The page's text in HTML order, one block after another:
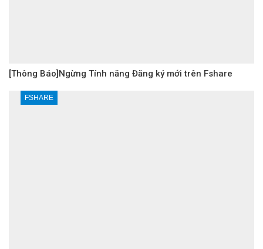
[Thông Báo]Ngừng Tính năng Đăng ký mới trên Fshare
FSHARE